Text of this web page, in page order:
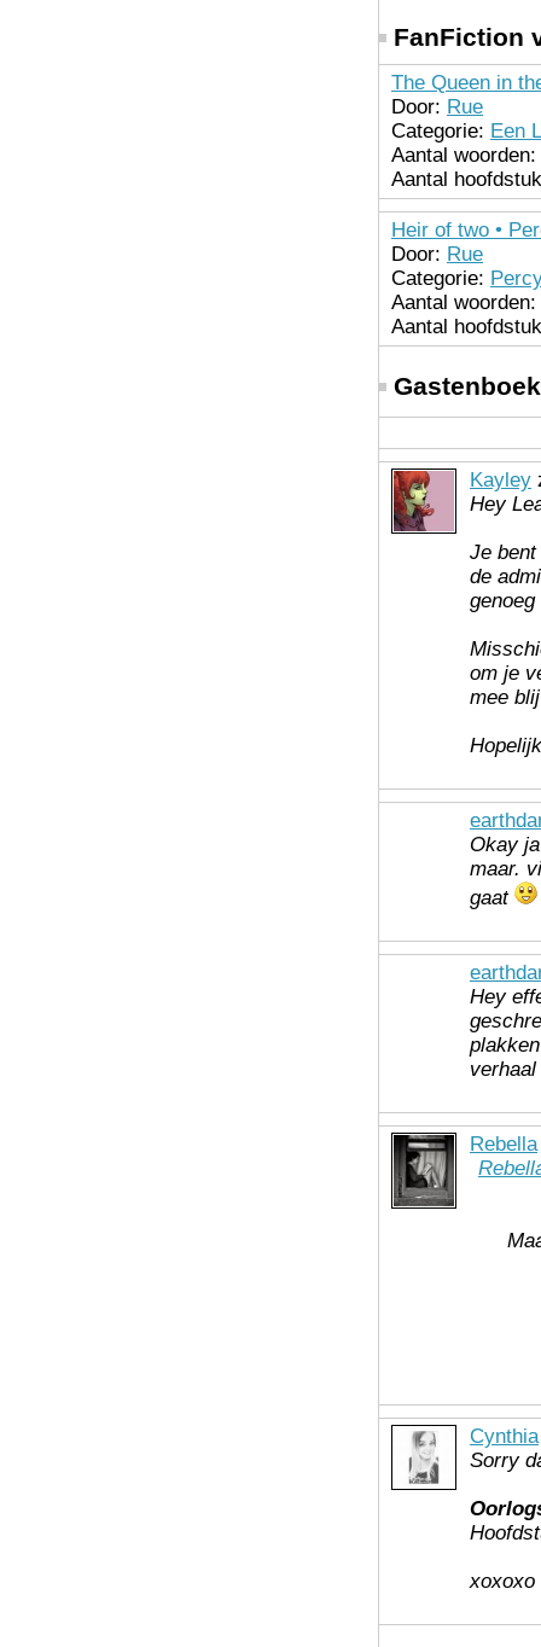
FanFiction
The Queen in
Door: Rue
Categorie: Een
Aantal woorden:
Aantal
Heir of two •
Door: Rue
Categorie:
Aantal woorden:
Aantal
Kayley
Hey
Je
de
om je
mee
Okay
maar.
gaat
Hey
Rebella
Cynthia
Sorry
xoxoxo